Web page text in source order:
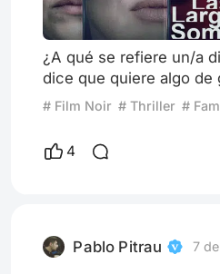
¿A qué se refiere un/a
dice que quiere algo de
determina lo que es
pregunté yo el pasado
en la gala final del
Roquet pronunció esas
# Film Noir # Thriller #
4
Pablo Pitrau 7